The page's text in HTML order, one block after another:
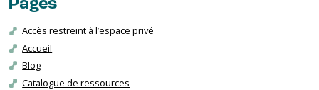
Pages
Accès restreint à l’espace privé
Accueil
Blog
Catalogue de ressources